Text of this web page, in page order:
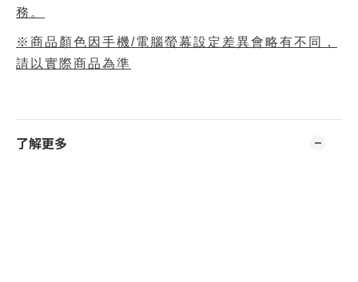
務。
※商品顏色因手機/電腦螢幕設定差異會略有不同，
請以實際商品為準
了解更多